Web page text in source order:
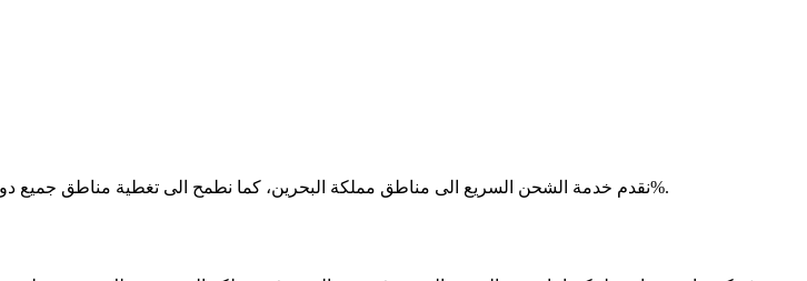
نقدم خدمة الشحن السريع الى مناطق مملكة البحرين، كما نطمح الى تغطية مناطق جميع دول مجلس التعاون الخليجي قريباً . مع العلم أن كل الأسعار شاملة الضريبة على القيمة المضافة 5%.